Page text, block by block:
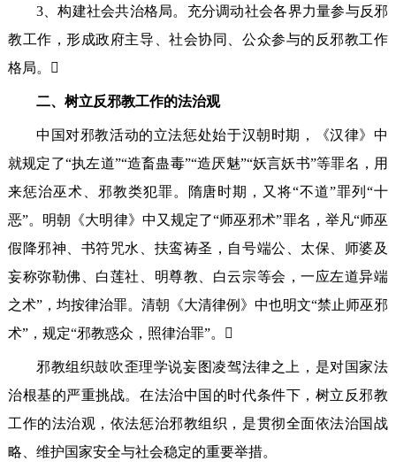
3、构建社会共治格局。充分调动社会各界力量参与反邪
教工作，形成政府主导、社会协同、公众参与的反邪教工作
格局。
二、树立反邪教工作的法治观
中国对邪教活动的立法惩处始于汉朝时期，《汉律》中
就规定了“执左道”“造畜蛊毒”“造厌魅”“妖言妖书”等罪名，用
来惩治巫术、邪教类犯罪。隋唐时期，又将“不道”罪列“十
恶”。明朝《大明律》中又规定了“师巫邪术”罪名，举凡“师巫
假降邪神、书符咒水、扶鸾祷圣，自号端公、太保、师婆及
妄称弥勒佛、白莲社、明尊教、白云宗等会，一应左道异端
之术”，均按律治罪。清朝《大清律例》中也明文“禁止师巫邪
术”，规定“邪教惑众，照律治罪”。
邪教组织鼓吹歪理学说妄图凌驾法律之上，是对国家法
治根基的严重挑战。在法治中国的时代条件下，树立反邪教
工作的法治观，依法惩治邪教组织，是贯彻全面依法治国战
略、维护国家安全与社会稳定的重要举措。